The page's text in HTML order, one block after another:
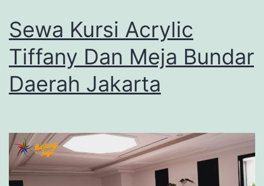
Sewa Kursi Acrylic
Tiffany Dan Meja Bundar
Daerah Jakarta